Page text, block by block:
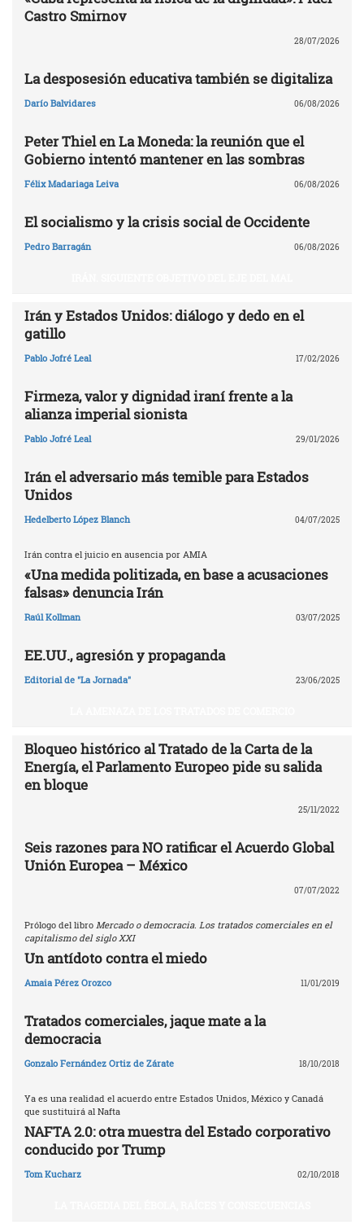
Castro Smirnov
28/07/2026
La desposesión educativa también se digitaliza
Darío Balvidares 06/08/2026
Peter Thiel en La Moneda: la reunión que el
Gobierno intentó mantener en las sombras
Félix Madariaga Leiva 06/08/2026
El socialismo y la crisis social de Occidente
Pedro Barragán 06/08/2026
Irán y Estados Unidos: diálogo y dedo en el
gatillo
Pablo Jofré Leal 17/02/2026
Firmeza, valor y dignidad iraní frente a la
alianza imperial sionista
Pablo Jofré Leal 29/01/2026
Irán el adversario más temible para Estados
Unidos
Hedelberto López Blanch 04/07/2025
Irán contra el juicio en ausencia por AMIA
«Una medida politizada, en base a acusaciones
falsas» denuncia Irán
Raúl Kollman 03/07/2025
EE.UU., agresión y propaganda
Editorial de "La Jornada" 23/06/2025
Bloqueo histórico al Tratado de la Carta de la
Energía, el Parlamento Europeo pide su salida
en bloque
25/11/2022
Seis razones para NO ratificar el Acuerdo Global
Unión Europea – México
07/07/2022
Prólogo del libro Mercado o democracia. Los tratados comerciales en el
capitalismo del siglo XXI
Un antídoto contra el miedo
Amaia Pérez Orozco 11/01/2019
Tratados comerciales, jaque mate a la
democracia
Gonzalo Fernández Ortiz de Zárate 18/10/2018
Ya es una realidad el acuerdo entre Estados Unidos, México y Canadá
que sustituirá al Nafta
NAFTA 2.0: otra muestra del Estado corporativo
conducido por Trump
Tom Kucharz 02/10/2018